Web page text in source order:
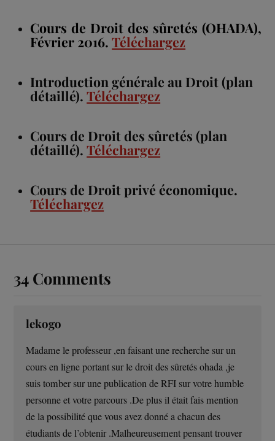
Cours de Droit des sûretés (OHADA),
Février 2016.Téléchargez
Introduction générale au Droit (plan
détaillé).Téléchargez
Cours de Droit des sûretés (plan
détaillé).Téléchargez
Cours de Droit privé économique.
Téléchargez
34 Comments
lekogo
Madame le professeur ,en faisant une recherche sur un
cours en ligne portant sur le droit des sûretés ohada ,je
suis tomber sur une publication de RFI sur votre humble
personne et votre parcours .De plus il était fais mention
de la possibilité que vous avez donné a chacun des
étudiants de l’obtenir .Malheureusement pensant trouver